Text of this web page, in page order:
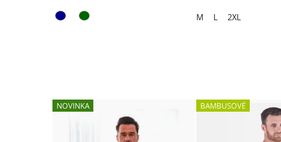
M L 2XL
NOVINKA BAMBUSOVÉ